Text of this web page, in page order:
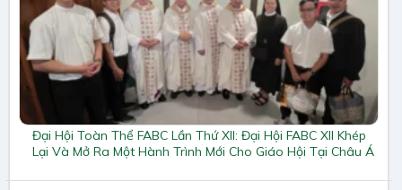
Đại Hội Toàn Thể FABC Lần Thứ XII: Đại Hội FABC XII Khép
Lại Và Mở Ra Một Hành Trình Mới Cho Giáo Hội Tại Châu Á